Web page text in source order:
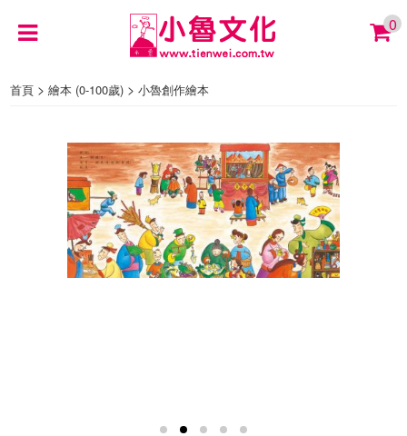
0
首頁 >繪本 (0-100歲) >小魯創作繪本